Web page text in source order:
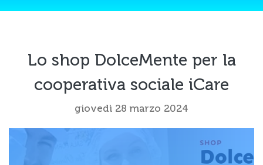
Lo shop DolceMente per la
cooperativa sociale iCare
giovedì 28 marzo 2024